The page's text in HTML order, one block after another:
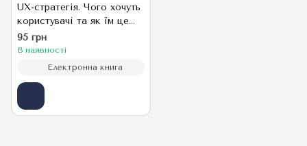
UX-стратегія. Чого хочуть
користувачі та як їм це
дати
95 грн
В наявності
Електронна книга